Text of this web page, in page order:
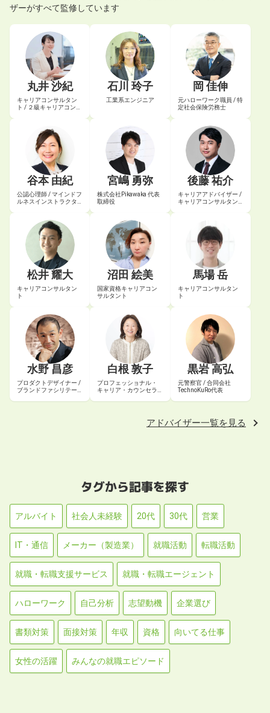
ザーがすべて監修しています
丸井 沙紀
キャリアコンサルタン
ト / ２級キャリアコンサ
石川 玲子
工業系エンジニア
岡 佳伸
元ハローワーク職員 / 特
定社会保険労務士
谷本 由紀
公認心理師 / マインドフ
ルネスインストラクタ
宮嶋 勇弥
株式会社Pikawaka 代表
取締役
後藤 祐介
キャリアアドバイザー /
キャリアコンサルタン
松井 耀大
キャリアコンサルタン
ト
沼田 絵美
国家資格キャリアコン
サルタント
馬場 岳
キャリアコンサルタン
ト
水野 昌彦
プロダクトデザイナー /
ブランドファシリテー
白根 敦子
プロフェッショナル・
キャリア・カウンセラ
黒岩 高弘
元警察官 / 合同会社
TechnoKuRo代表
アドバイザー一覧を見る
タグから記事を探す
アルバイト 社会人未経験 20代 30代 営業
IT・通信 メーカー（製造業） 就職活動 転職活動
就職・転職支援サービス 就職・転職エージェント
ハローワーク 自己分析 志望動機 企業選び
書類対策 面接対策 年収 資格 向いてる仕事
女性の活躍 みんなの就職エピソード